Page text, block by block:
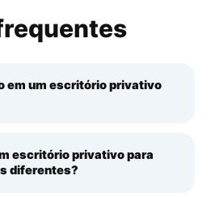
em um escritório privativo
escritório privativo para
diferentes?